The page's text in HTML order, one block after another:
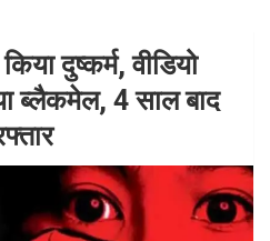
दुष्कर्म, वीडियो
ब्लैकमेल, 4 साल बाद